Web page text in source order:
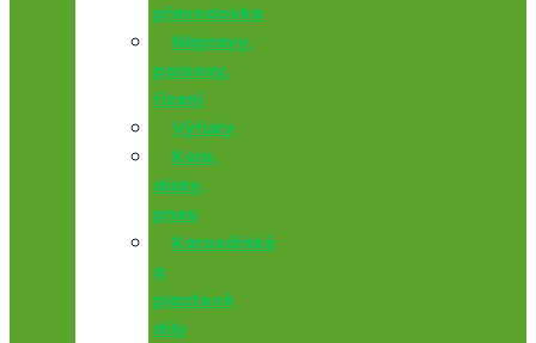
převodovka
Nápravy,
poloosy,
řízení
Výfuky
Kola,
disky,
pneu
Karosářské
a
plastové
díly